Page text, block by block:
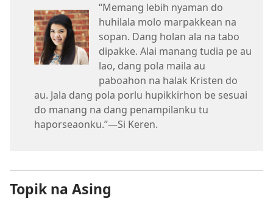
“Memang lebih nyaman do
huhilala molo marpakkean na
sopan. Dang holan ala na tabo
dipakke. Alai manang tudia pe au
lao, dang pola maila au
paboahon na halak Kristen do
au. Jala dang pola porlu hupikkirhon be sesuai
do manang na dang penampilanku tu
haporseaonku.”​—Si Keren.
Topik na Asing